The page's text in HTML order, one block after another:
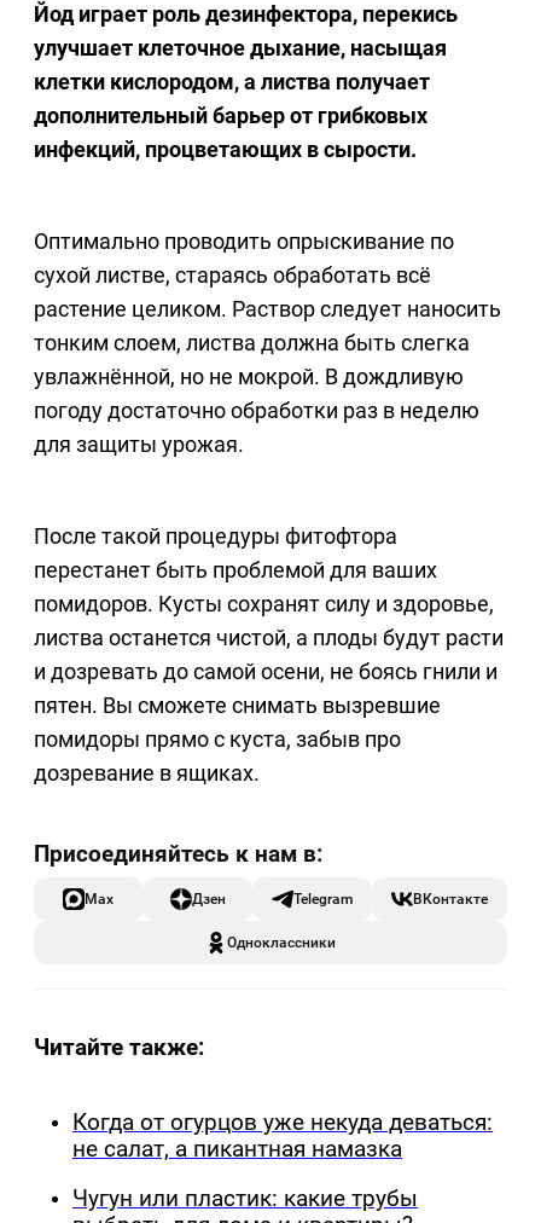
Йод играет роль дезинфектора, перекись
улучшает клеточное дыхание, насыщая
клетки кислородом, а листва получает
дополнительный барьер от грибковых
инфекций, процветающих в сырости.
Оптимально проводить опрыскивание по
сухой листве, стараясь обработать всё
растение целиком. Раствор следует наносить
тонким слоем, листва должна быть слегка
увлажнённой, но не мокрой. В дождливую
погоду достаточно обработки раз в неделю
для защиты урожая.
После такой процедуры фитофтора
перестанет быть проблемой для ваших
помидоров. Кусты сохранят силу и здоровье,
листва останется чистой, а плоды будут расти
и дозревать до самой осени, не боясь гнили и
пятен. Вы сможете снимать вызревшие
помидоры прямо с куста, забыв про
дозревание в ящиках.
Max Дзен Telegram ВКонтакте
Одноклассники
Читайте также:
Когда от огурцов уже некуда деваться:
не салат, а пикантная намазка
Чугун или пластик: какие трубы